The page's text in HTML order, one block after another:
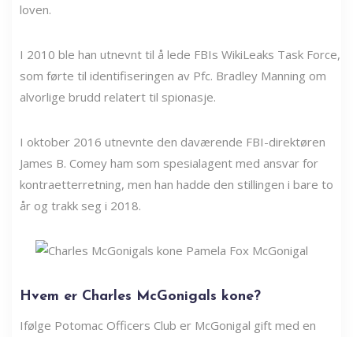
loven.
I 2010 ble han utnevnt til å lede FBIs WikiLeaks Task Force,
som førte til identifiseringen av Pfc. Bradley Manning om
alvorlige brudd relatert til spionasje.
I oktober 2016 utnevnte den daværende FBI-direktøren
James B. Comey ham som spesialagent med ansvar for
kontraetterretning, men han hadde den stillingen i bare to
år og trakk seg i 2018.
Hvem er Charles McGonigals kone?
Ifølge Potomac Officers Club er McGonigal gift med en